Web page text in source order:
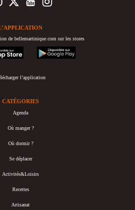
de bellemartinique.com sur les stores
googleplay
l’application
CATÉGORIES
Agenda
Où manger ?
Où dormir ?
Se déplacer
Activités&Loisirs
Recettes
Artisanat